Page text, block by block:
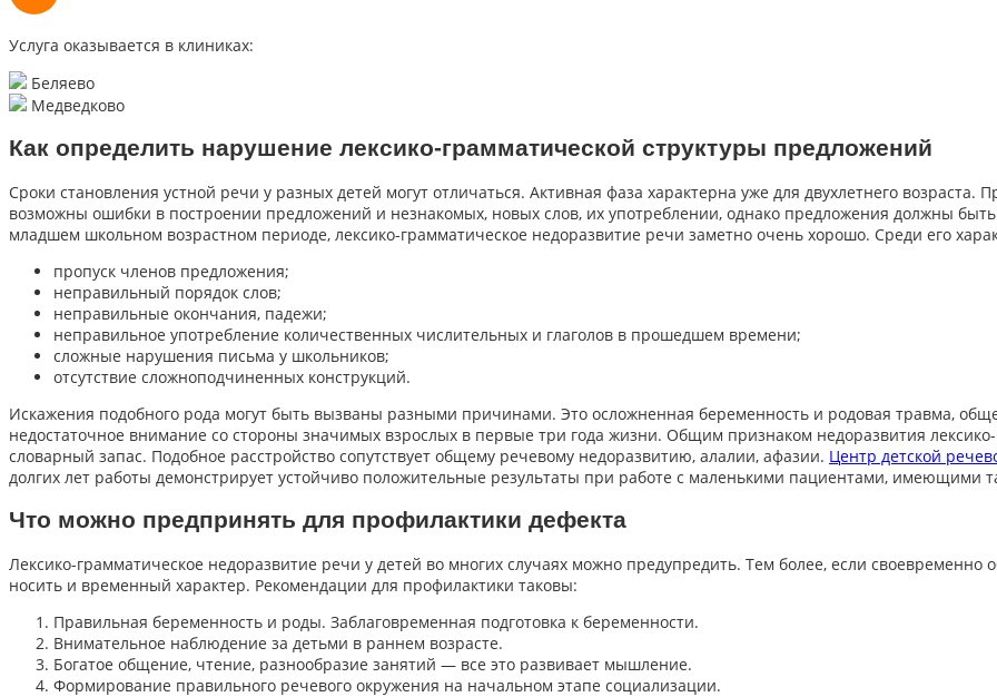
Услуга оказывается в клиниках:
Беляево
Медведково
Как определить нарушение лексико-грамматической структуры предложений
Сроки становления устной речи у разных детей могут отличаться. Активная фаза характерна уже для двухлетнего
возможны ошибки в построении предложений и незнакомых, новых слов, их употреблении, однако предложения должны
младшем школьном возрастном периоде, лексико-грамматическое недоразвитие речи заметно очень хорошо. Среди его
пропуск членов предложения;
неправильный порядок слов;
неправильные окончания, падежи;
неправильное употребление количественных числительных и глаголов в прошедшем времени;
сложные нарушения письма у школьников;
отсутствие сложноподчиненных конструкций.
Искажения подобного рода могут быть вызваны разными причинами. Это осложненная беременность и родовая травма,
недостаточное внимание со стороны значимых взрослых в первые три года жизни. Общим признаком недоразвития
словарный запас. Подобное расстройство сопутствует общему речевому недоразвитию, алалии, афазии. Центр детской
долгих лет работы демонстрирует устойчиво положительные результаты при работе с маленькими пациентами, имеющими
Что можно предпринять для профилактики дефекта
Лексико-грамматическое недоразвитие речи у детей во многих случаях можно предупредить. Тем более, если своевременно
носить и временный характер. Рекомендации для профилактики таковы:
Правильная беременность и роды. Заблаговременная подготовка к беременности.
Внимательное наблюдение за детьми в раннем возрасте.
Богатое общение, чтение, разнообразие занятий — все это развивает мышление.
Формирование правильного речевого окружения на начальном этапе социализации.